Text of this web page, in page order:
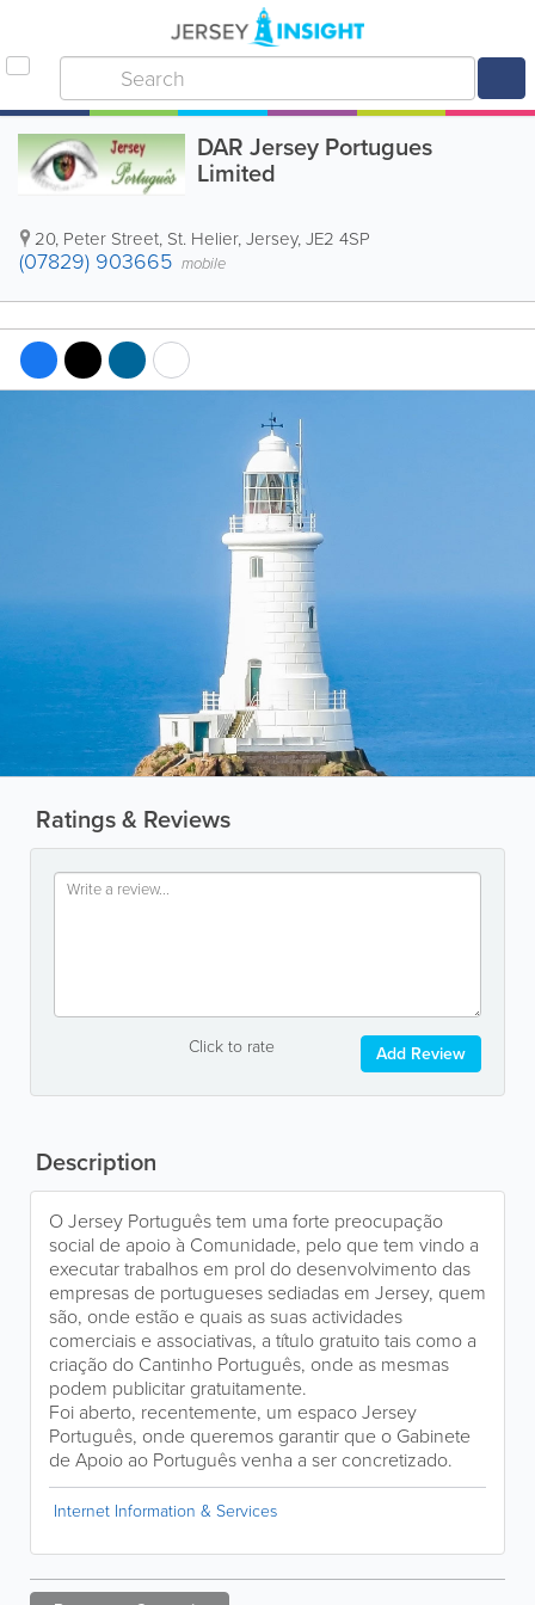
DAR Jersey Portugues
Limited
20, Peter Street, St. Helier,Jersey,JE2 4SP
(07829) 903665 mobile
Ratings & Reviews
Click to rate Add Review
Description
O Jersey Português tem uma forte preocupação
social de apoio à Comunidade, pelo que tem vindo a
executar trabalhos em prol do desenvolvimento das
empresas de portugueses sediadas em Jersey, quem
são, onde estão e quais as suas actividades
comerciais e associativas, a título gratuito tais como a
criação do Cantinho Português, onde as mesmas
podem publicitar gratuitamente.
Foi aberto, recentemente, um espaco Jersey
Português, onde queremos garantir que o Gabinete
de Apoio ao Português venha a ser concretizado.
Internet Information & Services